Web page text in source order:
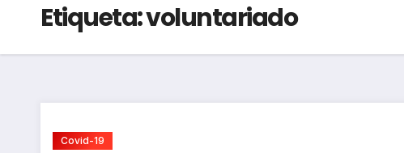
Etiqueta:voluntariado
Covid-19